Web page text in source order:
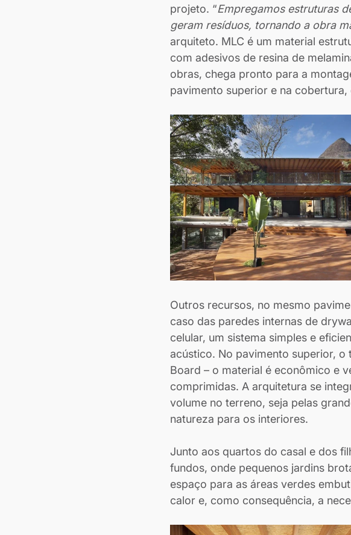
projeto. “Empregamos estruturas
geram resíduos, tornando a obra
arquiteto. MLC é um material
com adesivos de resina de
obras, chega pronto para a
pavimento superior e na
Outros recursos, no mesmo
caso das paredes internas de
celular, um sistema simples e
acústico. No pavimento superior, o
Board – o material é econômico e
comprimidas. A arquitetura se
volume no terreno, seja pelas
natureza para os interiores.
Junto aos quartos do casal e dos
fundos, onde pequenos jardins
espaço para as áreas verdes
calor e, como consequência, a